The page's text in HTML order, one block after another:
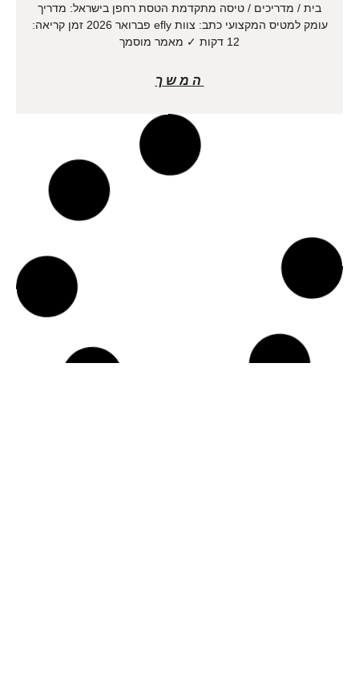
בית / מדריכים / טיסה מתקדמת הטסת רחפן בישראל: מדריך
עומק למטיס המקצועי כתב: צוות efly פברואר 2026 זמן קריאה:
12 דקות ✓ מאמר מוסמך
המשך